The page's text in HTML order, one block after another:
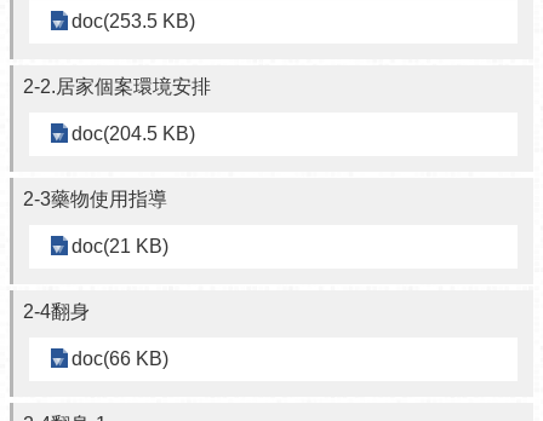
doc(253.5 KB)
2-2.居家個案環境安排
doc(204.5 KB)
2-3藥物使用指導
doc(21 KB)
2-4翻身
doc(66 KB)